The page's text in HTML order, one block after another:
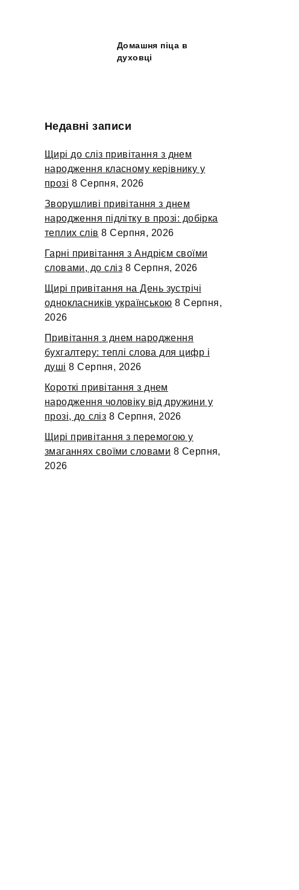
Домашня піца в
духовці
Недавні записи
Щирі до сліз привітання з днем
народження класному керівнику у
прозі 8 Серпня, 2026
Зворушливі привітання з днем
народження підлітку в прозі: добірка
теплих слів 8 Серпня, 2026
Гарні привітання з Андрієм своїми
словами, до сліз 8 Серпня, 2026
Щирі привітання на День зустрічі
однокласників українською 8 Серпня,
2026
Привітання з днем народження
бухгалтеру: теплі слова для цифр і
душі 8 Серпня, 2026
Короткі привітання з днем
народження чоловіку від дружини у
прозі, до сліз 8 Серпня, 2026
Щирі привітання з перемогою у
змаганнях своїми словами 8 Серпня,
2026